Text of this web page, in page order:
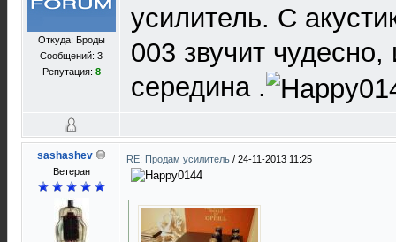
Откуда: Броды
Сообщений: 3
Репутация: 8
усилитель. С
003 звучит
середина .
sashashev
Ветеран
RE: Продам усилитель / 24-11-2013 11:25